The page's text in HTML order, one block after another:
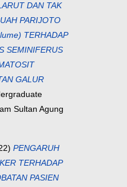
DAN TAK
PARIJOTO
TERHADAP
SEMINIFERUS
GALUR
Sultan Agung
PENGARUH
TERHADAP
PASIEN